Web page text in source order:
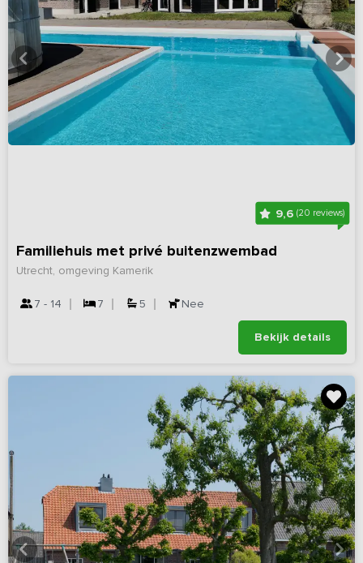
9,6 (20 reviews)
Familiehuis met privé buitenzwembad
Utrecht, omgeving Kamerik
7 - 14 7 5 Nee
Bekijk details